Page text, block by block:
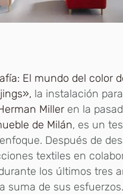
El mundo del color
la instalación
Miller en la
de Milán, es un
Después de
textiles en
los últimos tres
suma de sus